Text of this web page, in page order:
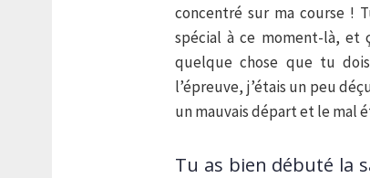
concentré sur ma course !
spécial à ce moment-là, et
quelque chose que tu
l’épreuve, j’étais un peu
un mauvais départ et le mal
Tu as bien débuté la